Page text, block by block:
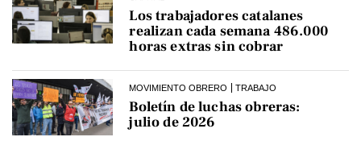
Los trabajadores catalanes
realizan cada semana 486.000
horas extras sin cobrar
MOVIMIENTO OBRERO TRABAJO
Boletín de luchas obreras:
julio de 2026